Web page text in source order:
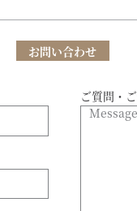
お問い合わせ
ご質問・